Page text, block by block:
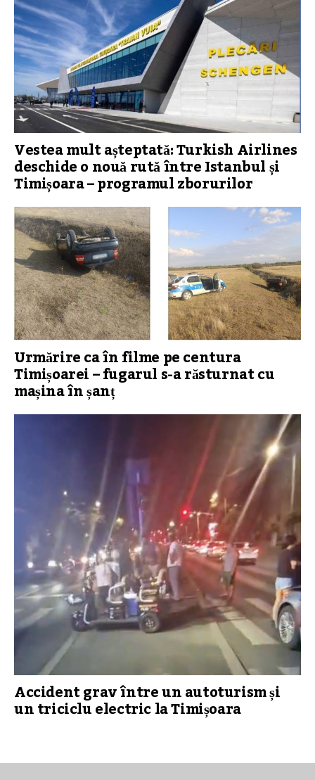
Vestea mult așteptată: Turkish Airlines
deschide o nouă rută între Istanbul și
Timișoara – programul zborurilor
Urmărire ca în filme pe centura
Timișoarei – fugarul s-a răsturnat cu
mașina în șanț
Accident grav între un autoturism și
un triciclu electric la Timișoara